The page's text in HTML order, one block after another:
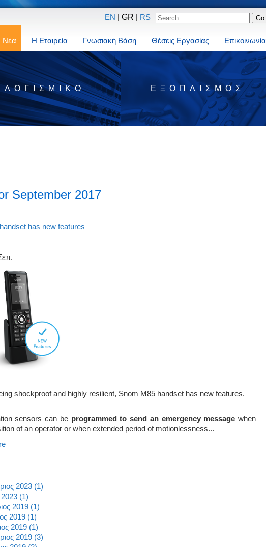
EN | GR | RS
Νέα Η Εταιρεία Γνωσιακή Βάση Θέσεις Εργασίας Επικοινωνία
ΛΟΓΙΣΜΙΚΌ ΕΞΟΠΛΙΣΜΌΣ
September 2017
has new features
shockproof and highly resilient, Snom M85 handset has new features.
sensors can be programmed to send an emergency message when
of an operator or when extended period of motionlessness...
2023 (1)
(1)
2019 (1)
2019 (1)
2019 (1)
2019 (3)